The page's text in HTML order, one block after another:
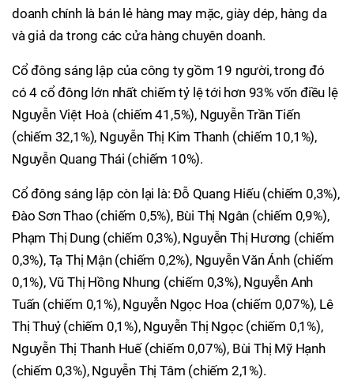
doanh chính là bán lẻ hàng may mặc, giày dép, hàng da
và giả da trong các cửa hàng chuyên doanh.
Cổ đông sáng lập của công ty gồm 19 người, trong đó
có 4 cổ đông lớn nhất chiếm tỷ lệ tới hơn 93% vốn điều lệ
Nguyễn Việt Hoà (chiếm 41,5%), Nguyễn Trần Tiến
(chiếm 32,1%), Nguyễn Thị Kim Thanh (chiếm 10,1%),
Nguyễn Quang Thái (chiếm 10%).
Cổ đông sáng lập còn lại là: Đỗ Quang Hiếu (chiếm 0,3%),
Đào Sơn Thao (chiếm 0,5%), Bùi Thị Ngân (chiếm 0,9%),
Phạm Thị Dung (chiếm 0,3%), Nguyễn Thị Hương (chiếm
0,3%), Tạ Thị Mận (chiếm 0,2%), Nguyễn Văn Ánh (chiếm
0,1%), Vũ Thị Hồng Nhung (chiếm 0,3%), Nguyễn Anh
Tuấn (chiếm 0,1%), Nguyễn Ngọc Hoa (chiếm 0,07%), Lê
Thị Thuỷ (chiếm 0,1%), Nguyễn Thị Ngọc (chiếm 0,1%),
Nguyễn Thị Thanh Huế (chiếm 0,07%), Bùi Thị Mỹ Hạnh
(chiếm 0,3%), Nguyễn Thị Tâm (chiếm 2,1%).